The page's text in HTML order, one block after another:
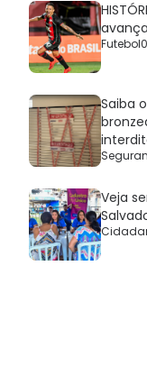
Futebol
Saiba
Veja